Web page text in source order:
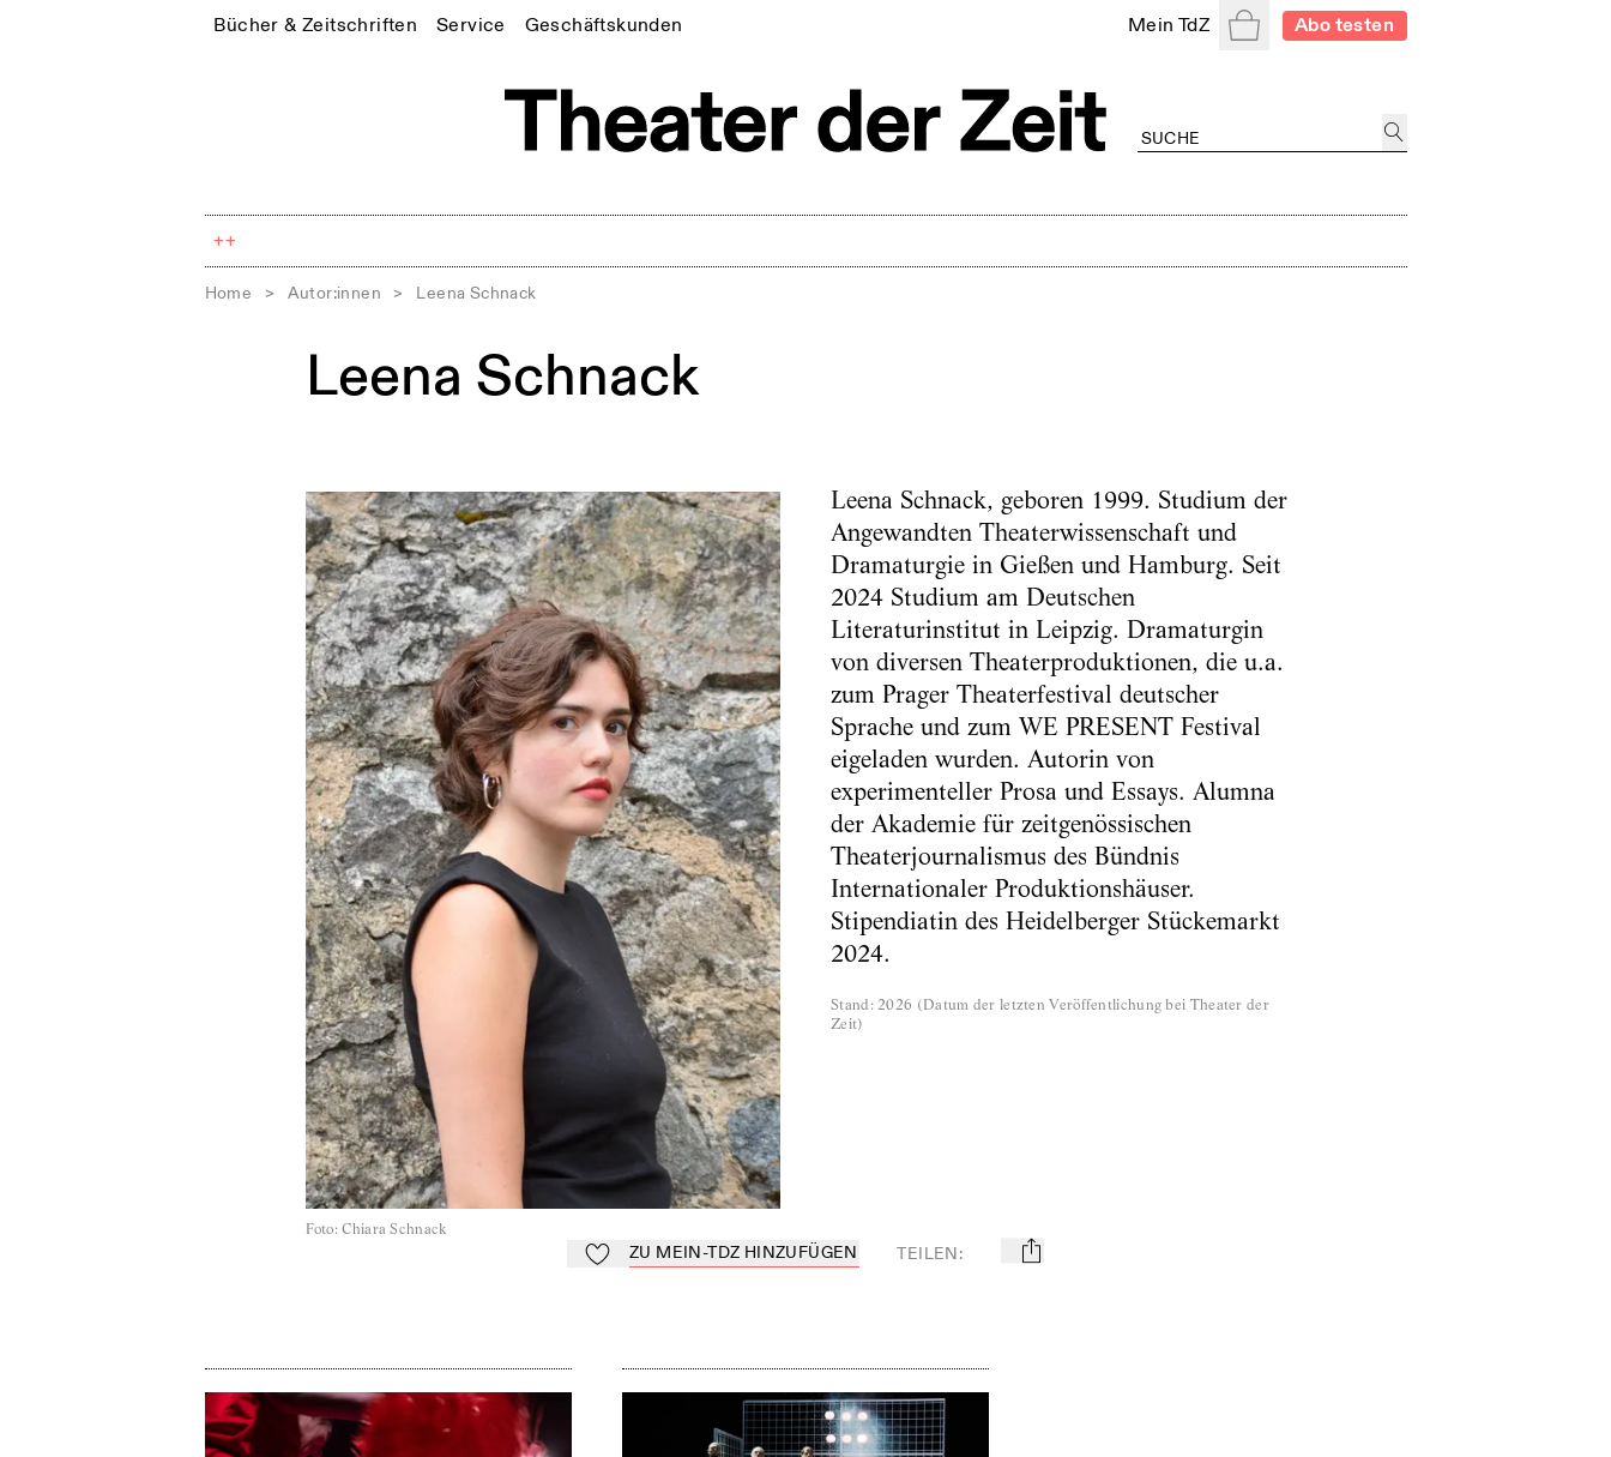
Bücher & Zeitschriften Service Geschäftskunden Mein TdZ WarenkorbAbo testen
++
Home > Autor:innen > Leena Schnack
Leena Schnack
Foto: Chiara Schnack
Leena Schnack, geboren 1999. Studium der
Angewandten Theaterwissenschaft und
Dramaturgie in Gießen und Hamburg. Seit
2024 Studium am Deutschen
Literaturinstitut in Leipzig. Dramaturgin
von diversen Theaterproduktionen, die u.a.
zum Prager Theaterfestival deutscher
Sprache und zum WE PRESENT Festival
eigeladen wurden. Autorin von
experimenteller Prosa und Essays. Alumna
der Akademie für zeitgenössischen
Theaterjournalismus des Bündnis
Internationaler Produktionshäuser.
Stipendiatin des Heidelberger Stückemarkt
2024.
Stand :2026 (Datum der letzten Veröffentlichung bei Theater der
Zeit)
Zu Mein-TdZ hinzufügen
ZU MEIN-TDZ HINZUFÜGEN TEILEN: mail